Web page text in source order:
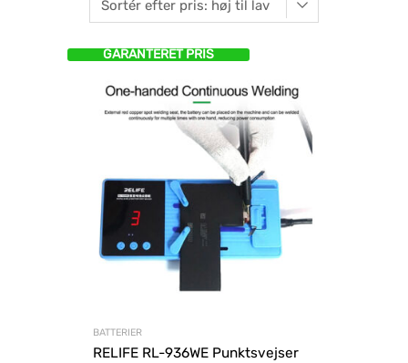
GARANTERET PRIS
BATTERIER
RELIFE RL-936WE Punktsvejser